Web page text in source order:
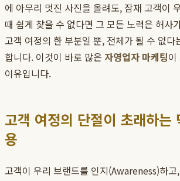
에 아무리 멋진 사진을 올려도, 잠재 고객이
때 쉽게 찾을 수 없다면 그 모든 노력은 허사
고객 여정의 한 부분일 뿐, 전체가 될 수 없다
합니다. 이것이 바로 많은 자영업자 마케팅이
이유입니다.
고객 여정의 단절이 초래하는
용
고객이 우리 브랜드를 인지(Awareness)하